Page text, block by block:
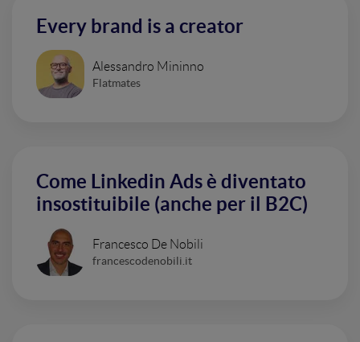
Every brand is a creator
Alessandro Mininno
Flatmates
Come Linkedin Ads è diventato
insostituibile (anche per il B2C)
Francesco De Nobili
francescodenobili.it